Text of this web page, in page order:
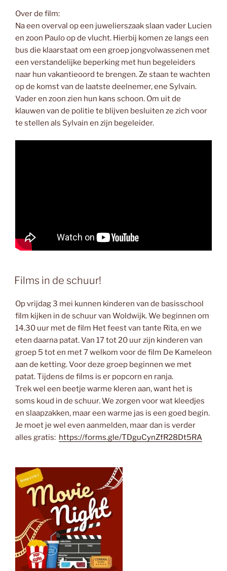
Over de film:
Na een overval op een juwelierszaak slaan vader Lucien
en zoon Paulo op de vlucht. Hierbij komen ze langs een
bus die klaarstaat om een groep jongvolwassenen met
een verstandelijke beperking met hun begeleiders
naar hun vakantieoord te brengen. Ze staan te wachten
op de komst van de laatste deelnemer, ene Sylvain.
Vader en zoon zien hun kans schoon. Om uit de
klauwen van de politie te blijven besluiten ze zich voor
te stellen als Sylvain en zijn begeleider.
Films in de schuur!
Op vrijdag 3 mei kunnen kinderen van de basisschool
film kijken in de schuur van Woldwijk. We beginnen om
14.30 uur met de film Het feest van tante Rita, en we
eten daarna patat. Van 17 tot 20 uur zijn kinderen van
groep 5 tot en met 7 welkom voor de film De Kameleon
aan de ketting. Voor deze groep beginnen we met
patat. Tijdens de films is er popcorn en ranja.
Trek wel een beetje warme kleren aan, want het is
soms koud in de schuur. We zorgen voor wat kleedjes
en slaapzakken, maar een warme jas is een goed begin.
Je moet je wel even aanmelden, maar dan is verder
alles gratis: https://forms.gle/TDguCynZfR28Dt5RA